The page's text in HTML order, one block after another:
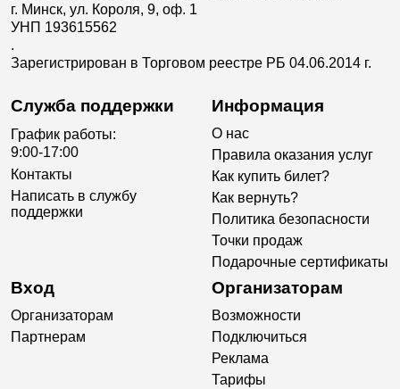
г. Минск, ул. Короля, 9, оф. 1
УНП 193615562
.
Зарегистрирован в Торговом реестре РБ 04.06.2014 г.
Служба поддержки
График работы:
9:00-17:00
Контакты
Написать в службу
поддержки
Информация
О нас
Правила оказания услуг
Как купить билет?
Как вернуть?
Политика безопасности
Точки продаж
Подарочные сертификаты
Вход
Организаторам
Партнерам
Организаторам
Возможности
Подключиться
Реклама
Тарифы